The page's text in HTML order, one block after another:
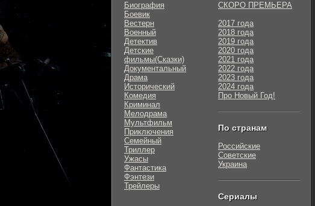
Биография
Боевик
Вестерн
Военный
Детектив
Детские
фильмы(Сказки)
Документальный
Драма
Исторический
Комедия
Криминал
Мелодрама
Мультфильм
Приключения
Семейный
Триллер
Ужасы
Фантастика
Фэнтези
Трейлеры
СКОРО ПРЕМЬЕРА
2017 года
2018 года
2019 года
2020 года
2021 года
2022 года
2023 года
2024 года
Про Новый Год!
По странам
Российские
Советские
Украина
Сериалы